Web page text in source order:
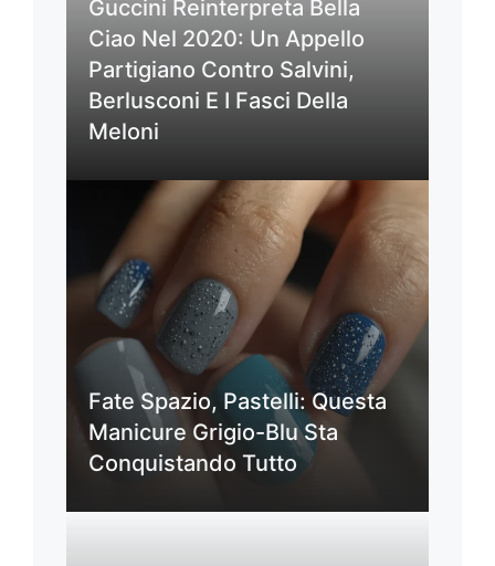
Guccini Reinterpreta Bella
Ciao Nel 2020: Un Appello
Partigiano Contro Salvini,
Berlusconi E I Fasci Della
Meloni
Fate Spazio, Pastelli: Questa
Manicure Grigio-Blu Sta
Conquistando Tutto